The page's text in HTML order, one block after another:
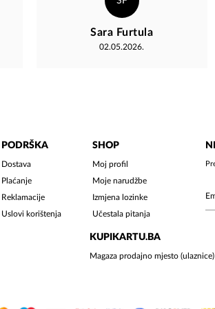
mogu reći da je to posebna
posebnu priču i dušu ✨️
Sara Furtula
02.05.2026.
PODRŠKA
Dostava
Plaćanje
Reklamacije
Uslovi korištenja
SHOP
Moj profil
Moje narudžbe
Izmjena lozinke
Učestala pitanja
KUPIKARTU.BA
Magaza prodajno mjesto (ulaznice)